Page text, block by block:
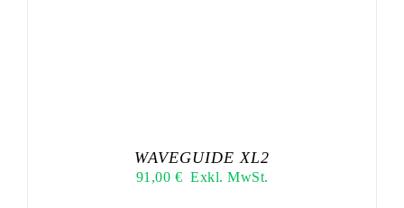
WAVEGUIDE XL2
91,00 € Exkl. MwSt.